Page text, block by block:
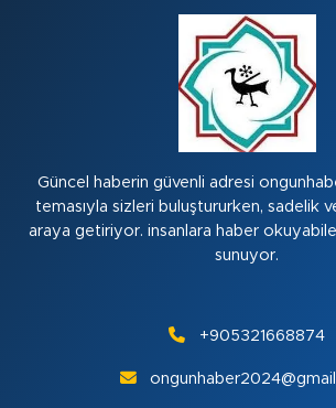
Güncel haberin güvenli adresi
temasıyla sizleri buluştururken, sadelik
araya getiriyor. insanlara haber
sunuyor.
+905321668874